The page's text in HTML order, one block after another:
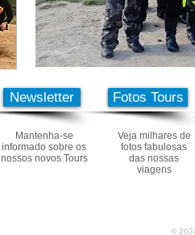
Newsletter
Mantenha-se
informado sobre os
nossos novos Tours
Fotos Tours
Veja milhares de
fotos fabulosas
das nossas
viagens
©